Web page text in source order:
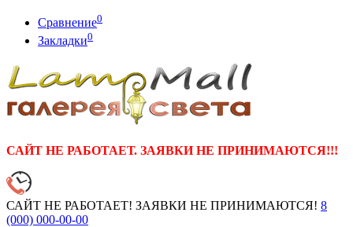
Сравнение0
Закладки0
САЙТ НЕ РАБОТАЕТ. ЗАЯВКИ НЕ ПРИНИМАЮТСЯ!!!
САЙТ НЕ РАБОТАЕТ! ЗАЯВКИ НЕ ПРИНИМАЮТСЯ! 8
(000) 000-00-00